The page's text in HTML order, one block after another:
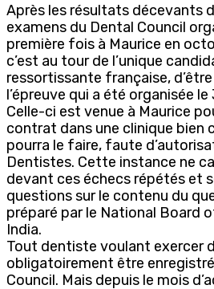
Après les résultats décevants
examens du Dental Council
première fois à Maurice en
c’est au tour de l’unique
ressortissante française,
l’épreuve qui a été organisée le
Celle-ci est venue à Maurice
contrat dans une clinique bien
pourra le faire, faute
Dentistes. Cette instance ne
devant ces échecs répétés et
questions sur le contenu du
préparé par le National Board
India.
Tout dentiste voulant exercer
obligatoirement être
Council. Mais depuis le mois